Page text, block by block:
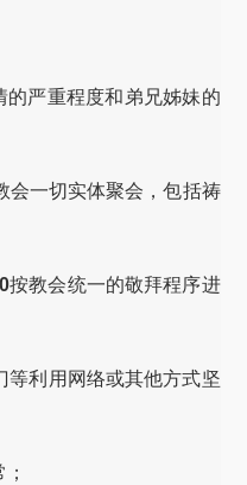
严重程度和弟兄姊妹的
会一切实体聚会，包括祷
按教会统一的敬拜程序进
等利用网络或其他方式坚